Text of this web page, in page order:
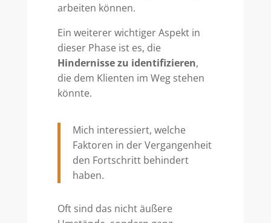
arbeiten können.
Ein weiterer wichtiger Aspekt in
dieser Phase ist es, die
Hindernisse zu identifizieren,
die dem Klienten im Weg stehen
könnte.
Mich interessiert, welche
Faktoren in der Vergangenheit
den Fortschritt behindert
haben.
Oft sind das nicht äußere